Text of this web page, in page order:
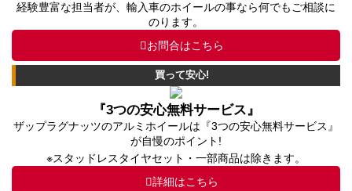
経験豊富な担当者が、輸入車のホイールの事なら何でもご相談に
のります。
お問合はこちら
買って安心!
『3つの安心無料サービス』
ザップラグナッツのアルミホイールは『3つの安心無料サービス』
が自慢のポイント!
※スタッドレスタイヤセット・一部商品は除きます。
詳細はこちら